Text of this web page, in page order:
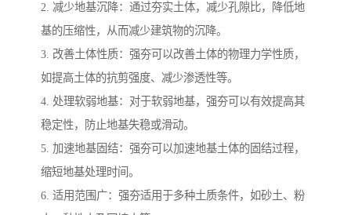
2. 减少地基沉降：通过夯实土体，减少孔隙比，降低地
基的压缩性，从而减少建筑物的沉降。
3. 改善土体性质：强夯可以改善土体的物理力学性质，
如提高土体的抗剪强度、减少渗透性等。
4. 处理软弱地基：对于软弱地基，强夯可以有效提高其
稳定性，防止地基失稳或滑动。
5. 加速地基固结：强夯可以加速地基土体的固结过程，
缩短地基处理时间。
6. 适用范围广：强夯适用于多种土质条件，如砂土、粉